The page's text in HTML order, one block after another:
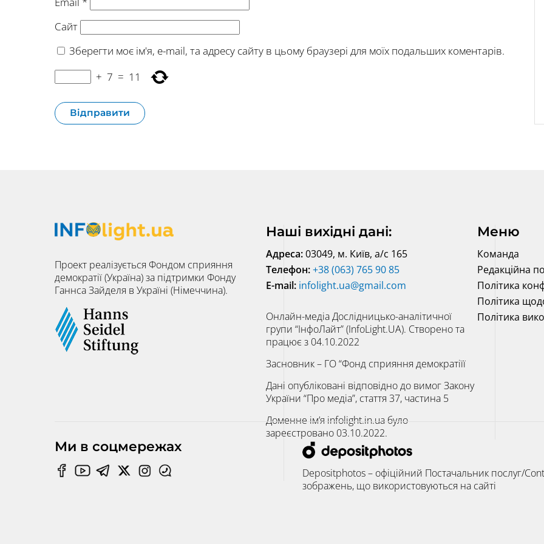
Сайт
Зберегти моє ім'я, e-mail, та адресу сайту в цьому браузері для моїх подальших коментарів.
+ 7 = 11
Проект реалізується Фондом сприяння
демократії (Україна) за підтримки Фонду
Ганнса Зайделя в Україні (Німеччина).
Наші вихідні дані:
Адреса:03049, м. Київ, а/с 165
Телефон:+38 (063) 765 90 85
E-mail: infolight.ua@gmail.com
Онлайн-медіа Дослідницько-аналітичної
групи “ІнфоЛайт” (InfoLight.UA). Створено та
працює з 04.10.2022
Засновник – ГО “Фонд сприяння демократіїї
Дані опубліковані відповідно до вимог Закону
України “Про медіа”, стаття 37, частина 5
Доменне ім’я infolight.in.ua було
зареєстровано 03.10.2022.
Меню
Команда
Редакційна
Політика
Політика
Політика
Ми в соцмережах
Depositphotos – офіційний Постачальник послуг/
зображень, що використовуються на сайті